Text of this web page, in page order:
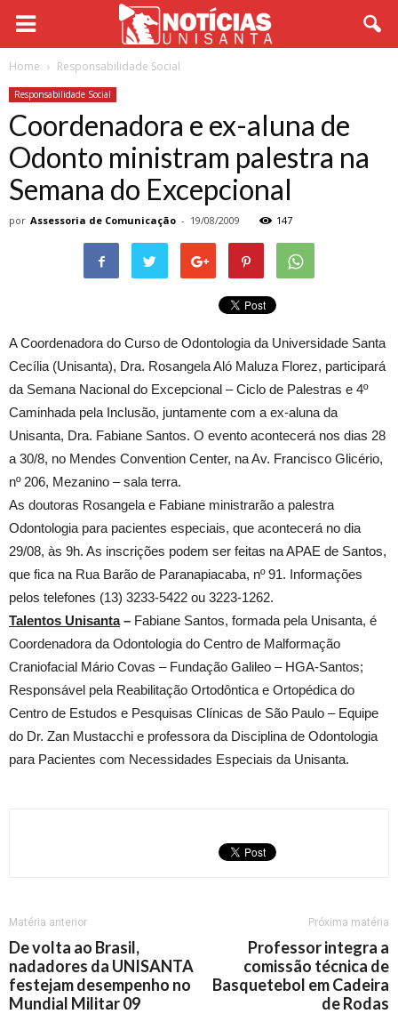
Home Responsabilidade Social
Responsabilidade Social
Coordenadora e ex-aluna de
Odonto ministram palestra na
Semana do Excepcional
por Assessoria de Comunicação - 19/08/2009 147
A Coordenadora do Curso de Odontologia da Universidade Santa
Cecília (Unisanta), Dra. Rosangela Aló Maluza Florez, participará
da Semana Nacional do Excepcional – Ciclo de Palestras e 4º
Caminhada pela Inclusão, juntamente com a ex-aluna da
Unisanta, Dra. Fabiane Santos. O evento acontecerá nos dias 28
a 30/8, no Mendes Convention Center, na Av. Francisco Glicério,
nº 206, Mezanino – sala terra.
As doutoras Rosangela e Fabiane ministrarão a palestra
Odontologia para pacientes especiais, que acontecerá no dia
29/08, às 9h. As inscrições podem ser feitas na APAE de Santos,
que fica na Rua Barão de Paranapiacaba, nº 91. Informações
pelos telefones (13) 3233-5422 ou 3223-1262.
Talentos Unisanta– Fabiane Santos, formada pela Unisanta, é
Coordenadora da Odontologia do Centro de Malformação
Craniofacial Mário Covas – Fundação Galileo – HGA-Santos;
Responsável pela Reabilitação Ortodôntica e Ortopédica do
Centro de Estudos e Pesquisas Clínicas de São Paulo – Equipe
do Dr. Zan Mustacchi e professora da Disciplina de Odontologia
para Pacientes com Necessidades Especiais da Unisanta.
Matéria anterior
De volta ao Brasil,
nadadores da UNISANTA
festejam desempenho no
Mundial Militar 09
Próxima matéria
Professor integra a
comissão técnica de
Basquetebol em Cadeira
de Rodas